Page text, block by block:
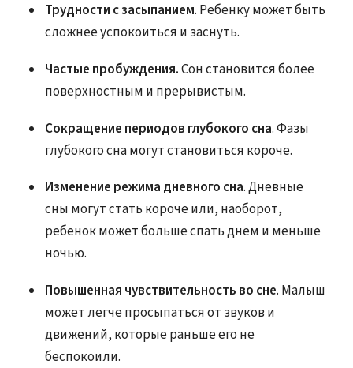
Трудности с засыпанием. Ребенку может быть
сложнее успокоиться и заснуть.
Частые пробуждения.Сон становится более
поверхностным и прерывистым.
Сокращение периодов глубокого сна. Фазы
глубокого сна могут становиться короче.
Изменение режима дневного сна. Дневные
сны могут стать короче или, наоборот,
ребенок может больше спать днем и меньше
ночью.
Повышенная чувствительность во сне. Малыш
может легче просыпаться от звуков и
движений, которые раньше его не
беспокоили.